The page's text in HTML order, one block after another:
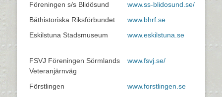
Föreningen s/s Blidösund
www.ss-blidosund.se/
Båthistoriska Riksförbundet
www.bhrf.se
Eskilstuna Stadsmuseum
www.eskilstuna.se
FSVJ Föreningen Sörmlands
Veteranjärnväg
www.fsvj.se/
Förstlingen
www.forstlingen.se